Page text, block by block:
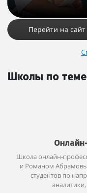
Перейти на сайт
Школы по
Школа онлайн-
и Романом
студентов по